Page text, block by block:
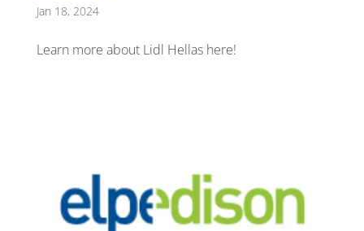
Jan 18, 2024
Learn more about Lidl Hellas here!